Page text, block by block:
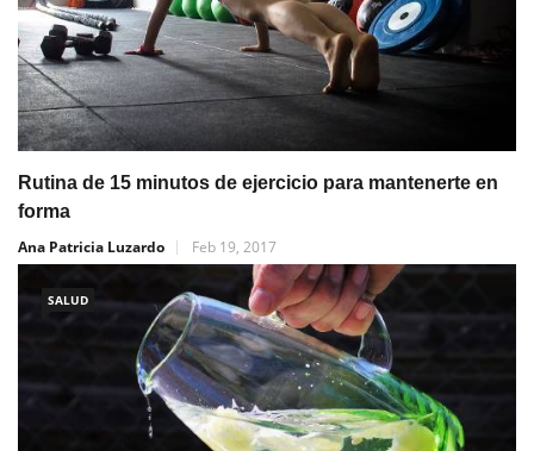
Rutina de 15 minutos de ejercicio para mantenerte en
forma
Ana Patricia Luzardo
Feb 19, 2017
SALUD